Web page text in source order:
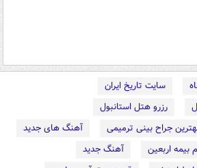
سایت تاریخ ایران
رزرو هتل استانبول
جراح بینی ترمیمی
آهنگ های جدید
بیمه اربعین
آهنگ جدید